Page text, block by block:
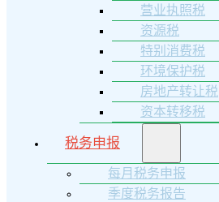
营业执照税
资源税
特别消费税
环境保护税
房地产转让税
资本转移税
税务申报
每月税务申报
季度税务报告